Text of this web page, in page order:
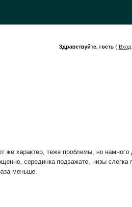
Здравствуйте, гость( Вход
же характер, теже проблемы, но намного
серединка подзажате, низы слегка
меньше.